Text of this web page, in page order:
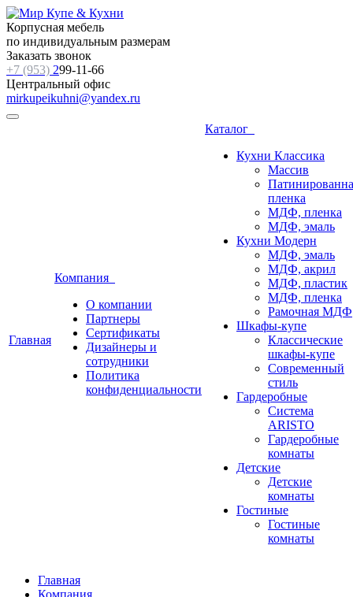
Корпусная мебель
по индивидуальным размерам
Заказать звонок
+7 (953) 299-11-66
Центральный офис
mirkupeikuhni@yandex.ru
Главная
Компания
О компании
Партнеры
Сертификаты
Дизайнеры и
сотрудники
Политика
конфиденциальности
Каталог
Кухни Классика
Массив
пленка
МДФ, пленка
МДФ, эмаль
Кухни Модерн
МДФ, эмаль
МДФ, акрил
МДФ, пластик
МДФ, пленка
Рамочная МДФ
Шкафы-купе
Классические
шкафы-купе
Современный
стиль
Гардеробные
Система
ARISTO
Гардеробные
комнаты
Детские
Детские
комнаты
Гостиные
Гостиные
комнаты
Главная
Компания